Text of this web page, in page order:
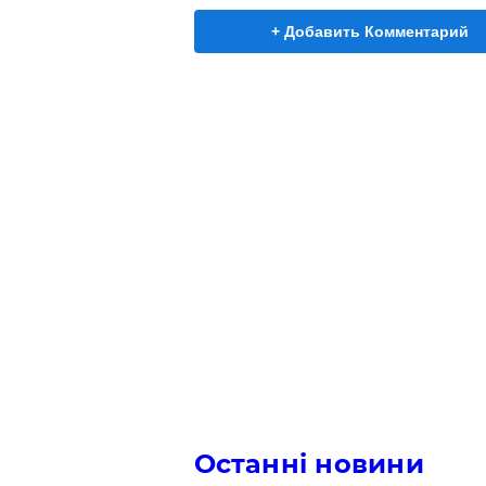
+ Добавить Комментарий
Останні новини